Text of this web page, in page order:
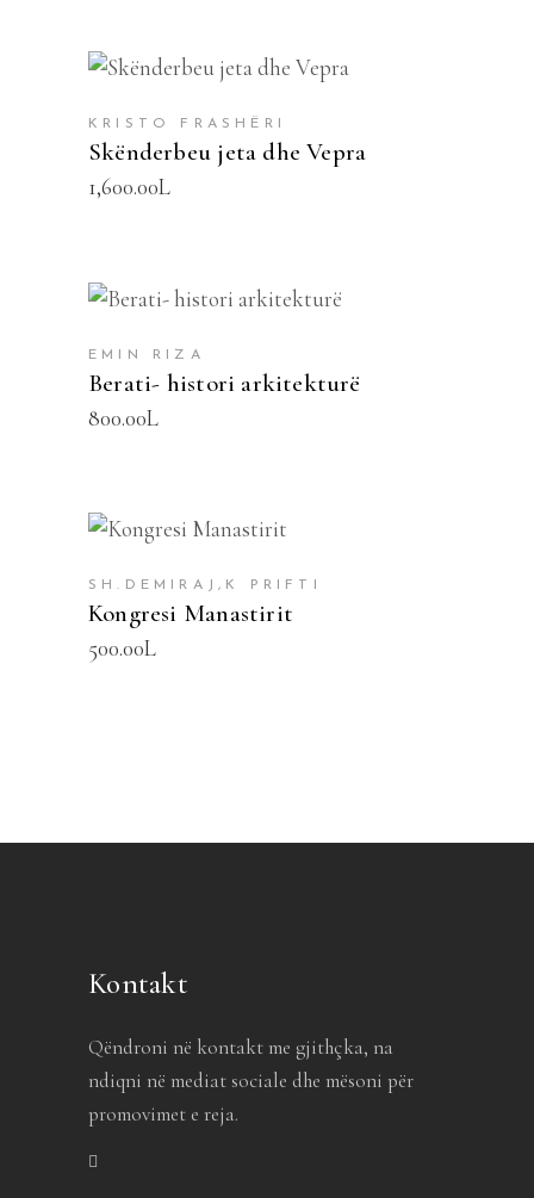
SHTOJE NË SHPORTË
KRISTO FRASHËRI
Skënderbeu jeta dhe Vepra
1,600.00L
EMIN RIZA
Berati- histori arkitekturë
800.00L
SHTOJE NË SHPORTË
SH.DEMIRAJ,K PRIFTI
Kongresi Manastirit
500.00L
Kontakt
Qëndroni në kontakt me gjithçka, na
ndiqni në mediat sociale dhe mësoni për
promovimet e reja.